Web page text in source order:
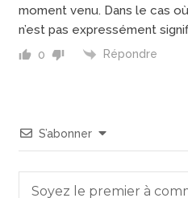
S’abonner
moment venu. Dans le cas
n’est pas expressément
0 Répondre